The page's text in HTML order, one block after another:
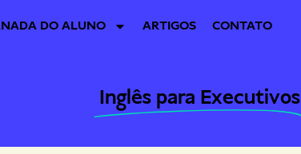
DO ALUNO ARTIGOS CONTATO
Inglês para Executivos